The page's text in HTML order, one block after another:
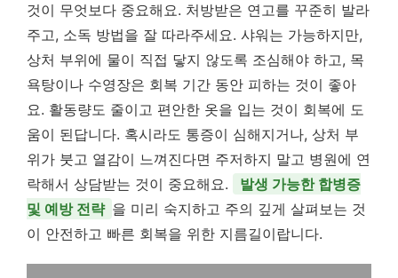
것이 무엇보다 중요해요. 처방받은 연고를 꾸준히 발라
주고, 소독 방법을 잘 따라주세요. 샤워는 가능하지만,
상처 부위에 물이 직접 닿지 않도록 조심해야 하고, 목
욕탕이나 수영장은 회복 기간 동안 피하는 것이 좋아
요. 활동량도 줄이고 편안한 옷을 입는 것이 회복에 도
움이 된답니다. 혹시라도 통증이 심해지거나, 상처 부
위가 붓고 열감이 느껴진다면 주저하지 말고 병원에 연
락해서 상담받는 것이 중요해요.
발생 가능한 합병증
및 예방 전략 을 미리 숙지하고 주의 깊게 살펴보는 것
이 안전하고 빠른 회복을 위한 지름길이랍니다.